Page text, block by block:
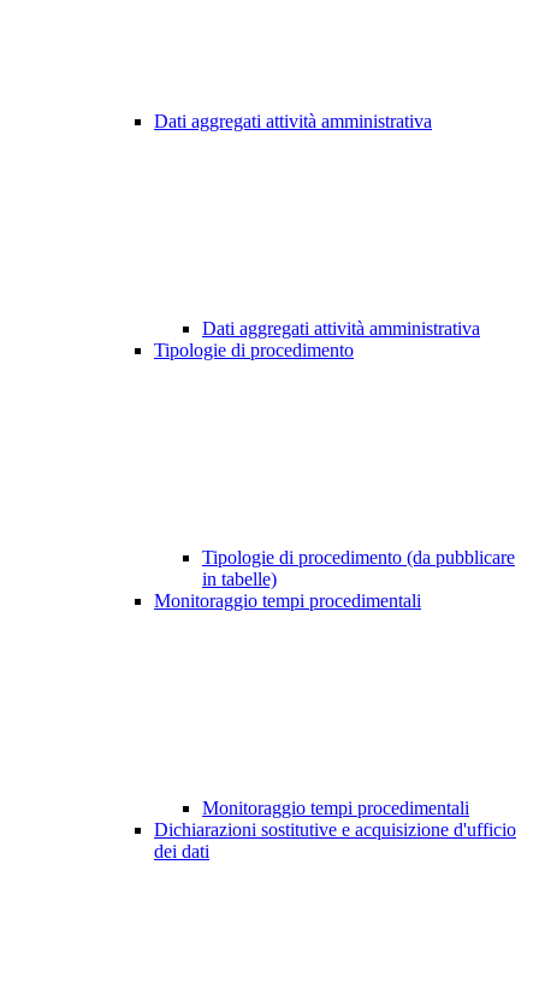
Dati aggregati attività amministrativa
Dati aggregati attività amministrativa
Tipologie di procedimento
Tipologie di procedimento (da pubblicare
in tabelle)
Monitoraggio tempi procedimentali
Monitoraggio tempi procedimentali
Dichiarazioni sostitutive e acquisizione d'ufficio
dei dati